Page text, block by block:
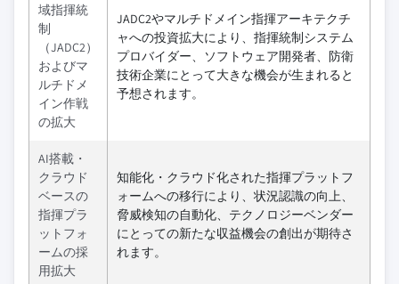
域指揮統
制
（JADC2）
およびマ
ルチドメ
イン作戦
の拡大
JADC2やマルチドメイン指揮アーキテクチ
ャへの投資拡大により、指揮統制システム
プロバイダー、ソフトウェア開発者、防衛
技術企業にとって大きな機会が生まれると
予想されます。
AI搭載・
クラウド
ベースの
指揮プラ
ットフォ
ームの採
用拡大
知能化・クラウド化された指揮プラットフ
ォームへの移行により、状況認識の向上、
脅威検知の自動化、テクノロジーベンダー
にとっての新たな収益機会の創出が期待さ
れます。